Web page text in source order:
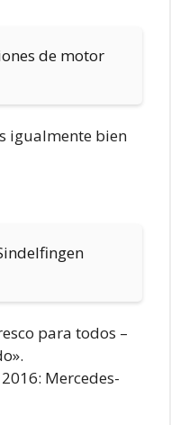
de motor
igualmente bien
para todos –
Mercedes-